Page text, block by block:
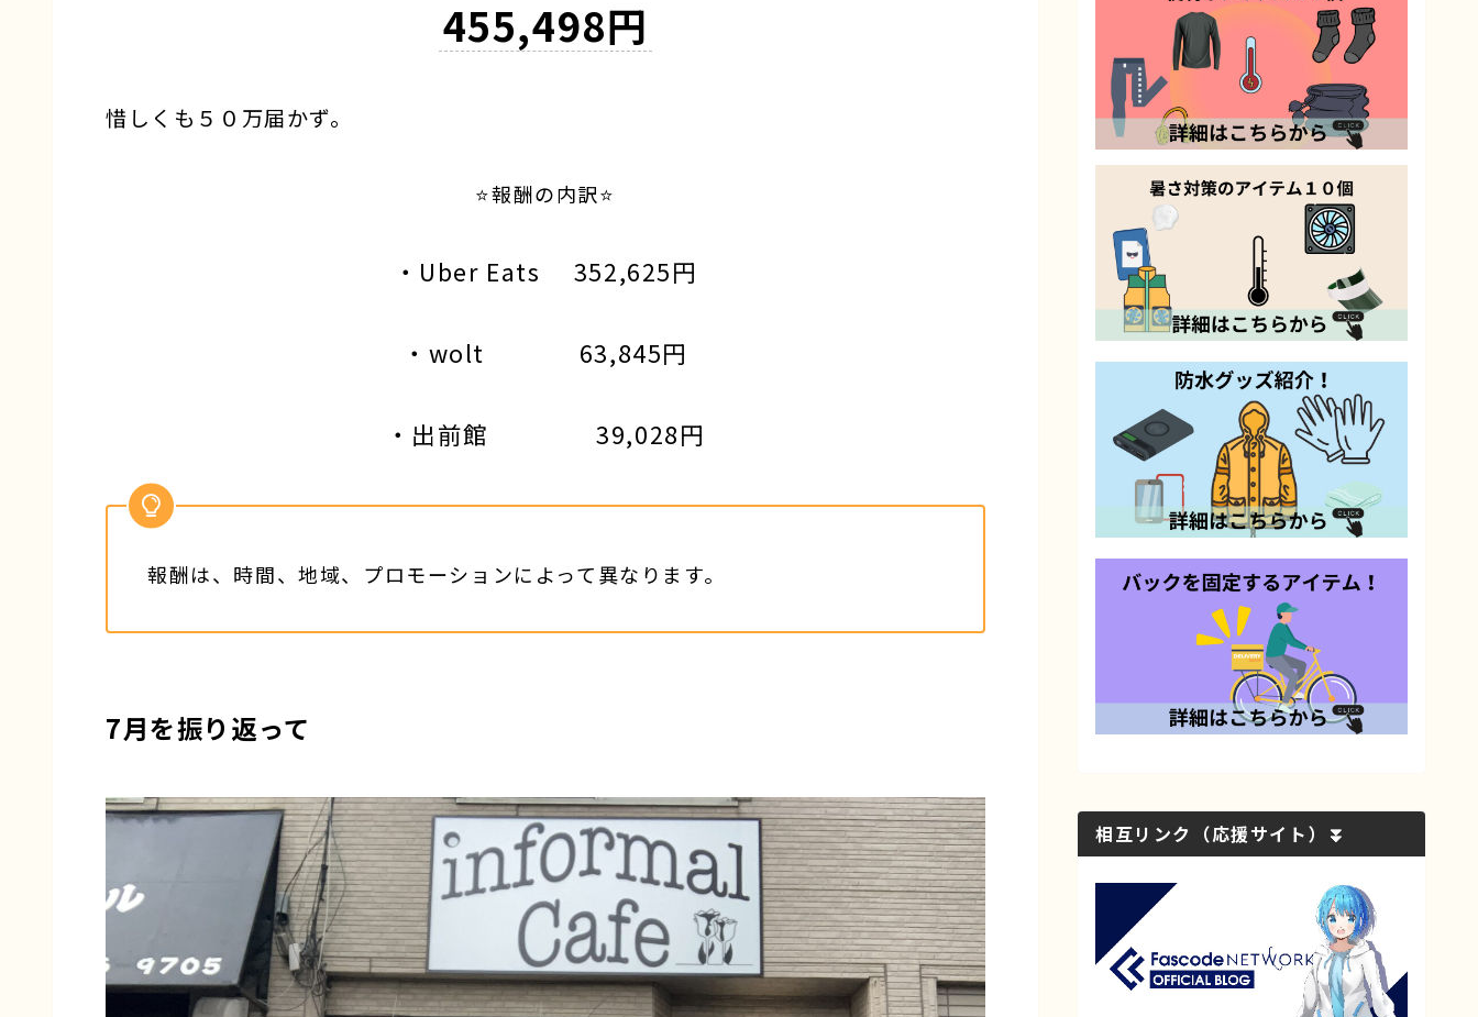
455,498円
惜しくも５０万届かず。
⭐️報酬の内訳⭐️
・Uber Eats 352,625円
・wolt 63,845円
・出前館 39,028円
報酬は、時間、地域、プロモーションによって異なります。
7月を振り返って
相互リンク（応援サイト）⏬